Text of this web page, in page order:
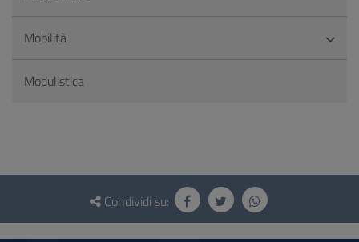
Mobilità
Modulistica
Questionario
social
Condividi su: